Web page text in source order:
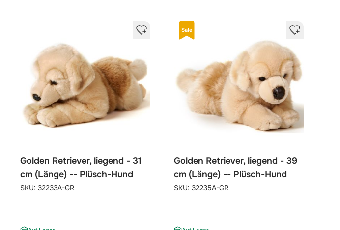
Golden Retriever, liegend - 31
cm (Länge) -- Plüsch-Hund
SKU:32233A-GR
Sale
Golden Retriever, liegend - 39
cm (Länge) -- Plüsch-Hund
SKU: 32235A-GR